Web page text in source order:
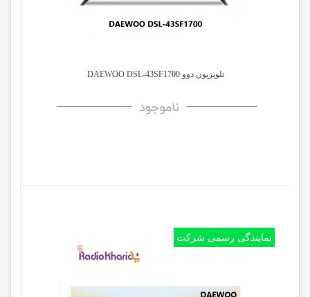
تلویزیون دوو DAEWOO DSL-43SF1700
نمایندگی رسمی شرکت